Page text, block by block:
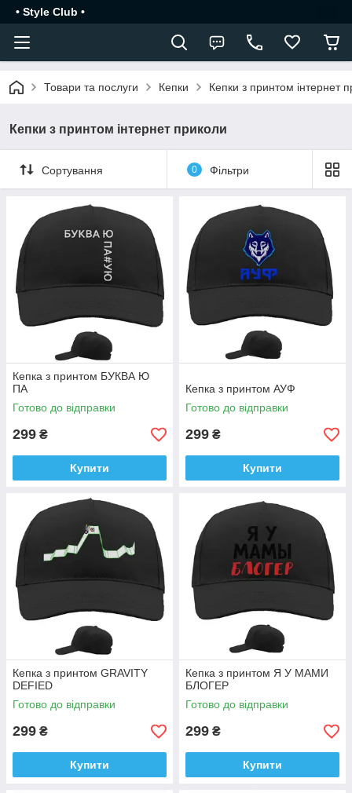
• Style Club •
Товари та послуги Кепки Кепки з принтом інтернет
Кепки з принтом інтернет приколи
Сортування 0 Фільтри
Кепка з принтом БУКВА Ю
ПА
Готово до відправки
299 ₴
Купити
Кепка з принтом АУФ
Готово до відправки
299 ₴
Купити
Кепка з принтом GRAVITY
DEFIED
Готово до відправки
299 ₴
Купити
Кепка з принтом Я У МАМИ
БЛОГЕР
Готово до відправки
299 ₴
Купити